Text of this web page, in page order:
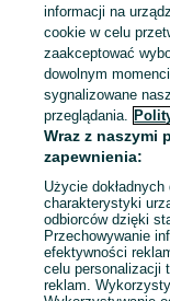
informacji na
cookie w celu
zaakceptować
dowolnym
sygnalizowane
przeglądania.
Wraz z naszymi
zapewnienia:
Użycie
charakterystyki
odbiorców dzięki
Przechowywanie
efektywności
celu personalizacji
reklam.